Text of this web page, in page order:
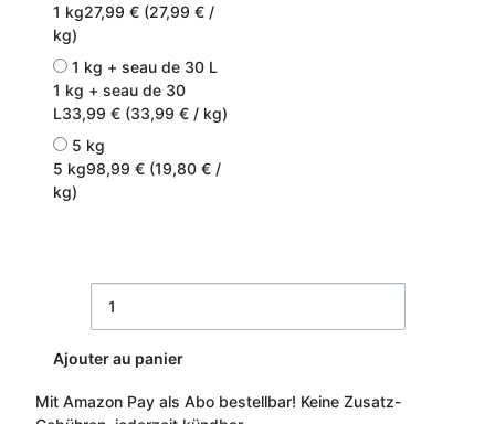
1 kg27,99 € (27,99 € /
kg)
1 kg + seau de 30 L
1 kg + seau de 30
L33,99 € (33,99 € / kg)
5 kg
5 kg98,99 € (19,80 € /
kg)
Ajouter au panier
Mit Amazon Pay als Abo bestellbar! Keine Zusatz-